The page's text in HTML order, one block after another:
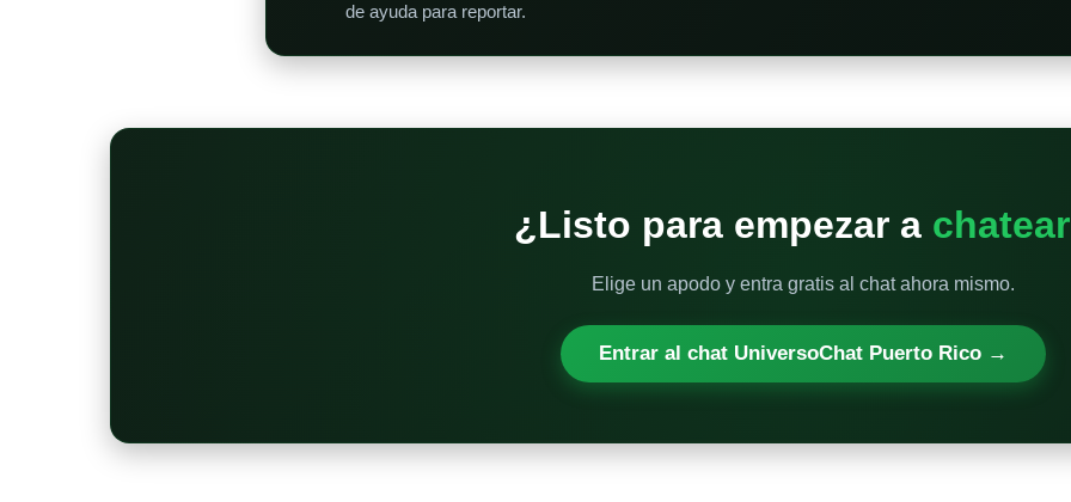
de ayuda para reportar.
¿Listo para empezar a chatear
Elige un apodo y entra gratis al chat ahora mismo.
Entrar al chat UniversoChat Puerto Rico →